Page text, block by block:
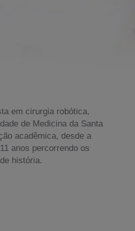
em cirurgia robótica,
de Medicina da Santa
acadêmica, desde a
anos percorrendo os
história.